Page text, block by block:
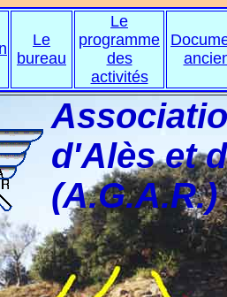
Le
bureau
Le
programme
des
activités
d'Alès et
(A.G.A.R.)